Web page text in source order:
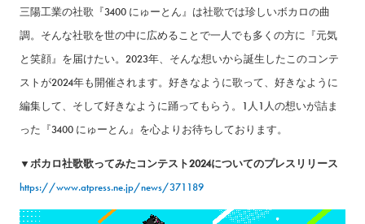
三陽工業の社歌『3400 にゅーとん』は社歌では珍しいボカロの曲
調。そんな社歌を世の中に広めることで一人でも多くの方に『元気
と笑顔』を届けたい。2023年、そんな想いから誕生したこのコンテ
ストが2024年も開催されます。好きなように歌って、好きなように
編集して、そして好きなように踊ってもらう。1人1人の想いが詰ま
った『3400 にゅーとん』を心よりお待ちしております。
▼ボカロ社歌歌ってみたコンテスト2024についてのプレスリリース
https://www.atpress.ne.jp/news/371189